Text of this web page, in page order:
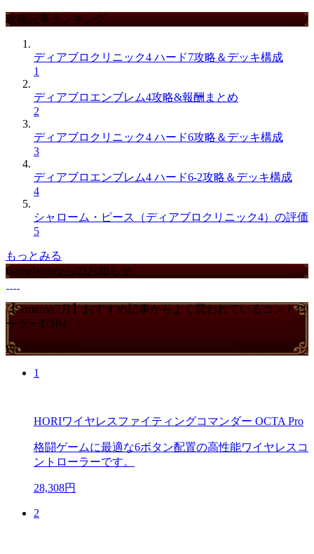
攻略記事ランキング
ディアブロクリニック4 ハード7攻略＆デッキ構成
1
ディアブロエンブレム4攻略&報酬まとめ
2
ディアブロクリニック4 ハード6攻略＆デッキ構成
3
ディアブロエンブレム4 ハード6-2攻略＆デッキ構成
4
シャローム・ピース（ディアブロクリニック4）の評価
5
もっとみる
GameWithからのお知らせ
【Amazon7月】おすすめ記事からよく買われているコントロ
ーラーTOP4
PR
1
HORIワイヤレスファイティングコマンダー OCTA Pro
格闘ゲームに最適な6ボタン配置の高性能ワイヤレスコ
ントローラーです。
28,308円
2